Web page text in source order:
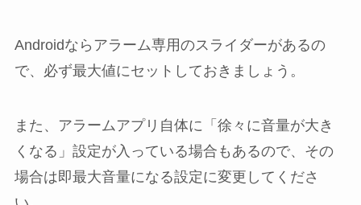
Androidならアラーム専用のスライダーがあるの
で、必ず最大値にセットしておきましょう。
また、アラームアプリ自体に「徐々に音量が大き
くなる」設定が入っている場合もあるので、その
場合は即最大音量になる設定に変更してくださ